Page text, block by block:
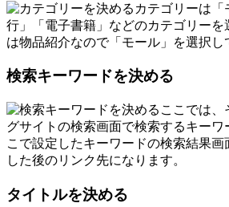
カテゴリーは「
行」「電子書籍」などのカテゴリーを
は物品紹介なので「モール」を選択し
検索キーワードを決める
ここでは、
グサイトの検索画面で検索するキーワ
こで設定したキーワードの検索結果
した後のリンク先になります。
タイトルを決める